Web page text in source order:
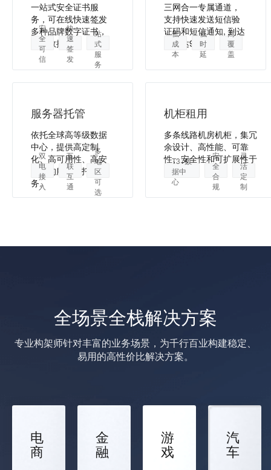
一站式安全证书服
务，可在线快速签发
多种品牌数字证书，
保障数据安全
安
全
可
信
快
速
签
发
一
站
式
服
务
三网合一专属通道，
支持快速发送短信验
证码和短信通知, 到达
率高达99%。
低
成
本
低
时
延
高
覆
盖
服务器托管
依托全球高等级数据
中心，提供高定制
化、高可用性、高安
全性的服务器托管服
务。
双
电
接
入
互
联
互
通
多
地
区
可
选
机柜租用
多条线路机房机柜，集冗
余设计、高性能、可靠
性、安全性和可扩展性于
一身。
T3+数
据中
心
安
全
合
规
灵
活
定
制
全场景全栈解决方案
专业构架师针对丰富的业务场景，为千行百业构建稳定、
易用的高性价比解决方案。
电
商
金
融
游
戏
汽
车